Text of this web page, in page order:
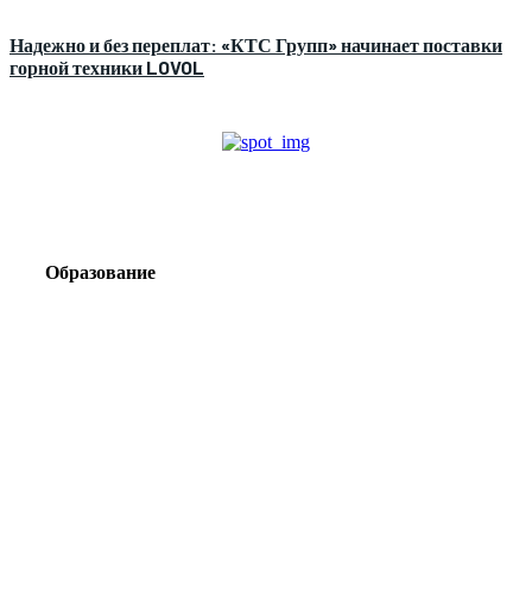
Надежно и без переплат: «КТС Групп» начинает поставки
горной техники LOVOL
Образование